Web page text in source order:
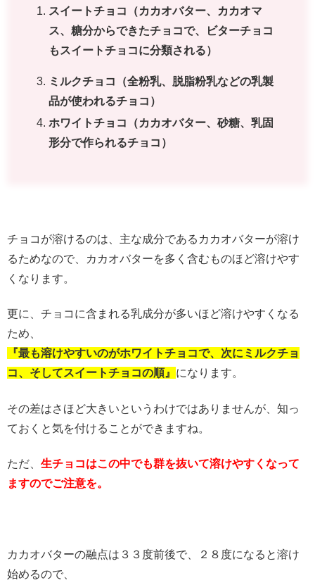
スイートチョコ（カカオバター、カカオマ
ス、糖分からできたチョコで、ビターチョコ
もスイートチョコに分類される）
ミルクチョコ（全粉乳、脱脂粉乳などの乳製
品が使われるチョコ）
ホワイトチョコ（カカオバター、砂糖、乳固
形分で作られるチョコ）
チョコが溶けるのは、主な成分であるカカオバターが溶け
るためなので、カカオバターを多く含むものほど溶けやす
くなります。
更に、チョコに含まれる乳成分が多いほど溶けやすくなる
ため、
『最も溶けやすいのがホワイトチョコで、次にミルクチョ
コ、そしてスイートチョコの順』 になります。
その差はさほど大きいというわけではありませんが、知っ
ておくと気を付けることができますね。
ただ、 生チョコはこの中でも群を抜いて溶けやすくなって
ますのでご注意を。
カカオバターの融点は３３度前後で、２８度になると溶け
始めるので、